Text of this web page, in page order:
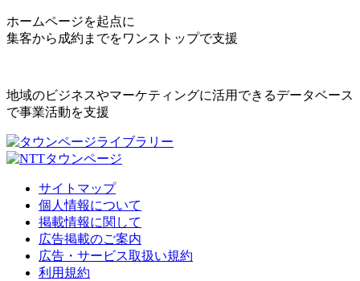
ホームページを起点に
集客から成約までをワンストップで支援
地域のビジネスやマーケティングに活用できるデータベース
で事業活動を支援
サイトマップ
個人情報について
掲載情報に関して
広告掲載のご案内
広告・サービス取扱い規約
利用規約